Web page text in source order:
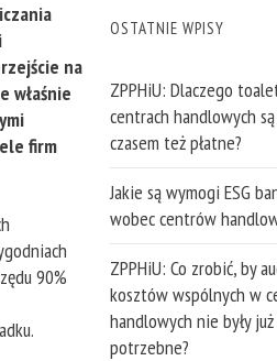
na
właśnie
firm
90%
OSTATNIE WPISY
ZPPHiU: Dlaczego
centrach handlowych
czasem też płatne?
Jakie są wymogi ESG
wobec centrów
ZPPHiU: Co zrobić, by
kosztów wspólnych w
handlowych nie były już
potrzebne?